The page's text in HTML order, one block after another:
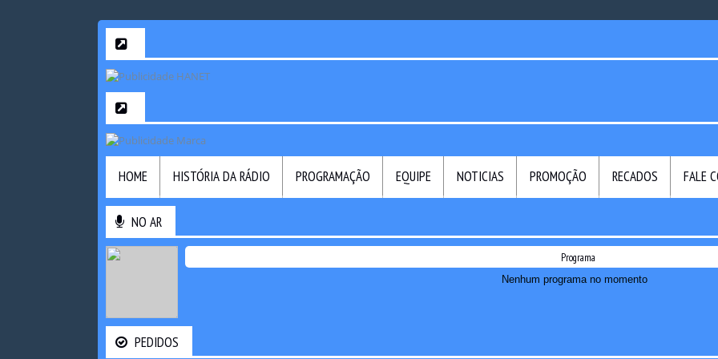
HOME HISTÓRIA DA RÁDIO PROGRAMAÇÃO EQUIPE NOTICIAS PROMOÇÃO RECADOS FALE
NO AR
Programa
Nenhum programa no momento
PEDIDOS